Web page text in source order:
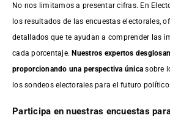
No nos limitamos a presentar cifras. En
los resultados de las encuestas electorales,
detallados que te ayudan a comprender las
cada porcentaje.Nuestros expertos
proporcionando una perspectiva única sobre
los sondeos electorales para el futuro político.
Participa en nuestras encuestas